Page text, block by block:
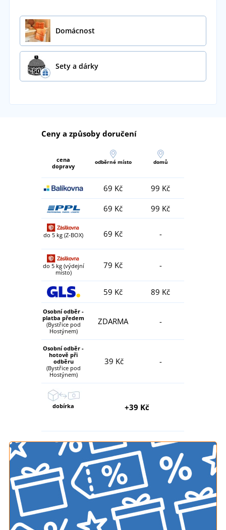
Domácnost
Sety a dárky
Ceny a způsoby doručení
cena
dopravy
odběrné místo domů
69 Kč
99 Kč
69 Kč
99 Kč
do 5 kg (Z-BOX) 69 Kč -
do 5 kg (výdejní
místo)
79 Kč -
59 Kč 89 Kč
Osobní odběr -
platba předem
(Bystřice pod
Hostýnem)
ZDARMA -
Osobní odběr -
hotově při
odběru
(Bystřice pod
Hostýnem)
39 Kč -
dobírka +39 Kč